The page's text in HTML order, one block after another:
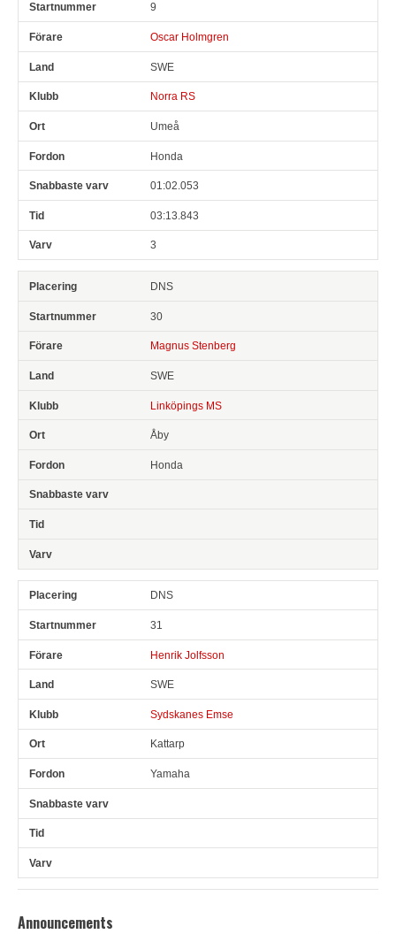
9
Oscar Holmgren
SWE
Norra RS
Umeå
Honda
01:02.053
03:13.843
3
DNS
30
Magnus Stenberg
SWE
Linköpings MS
Åby
Honda
DNS
31
Henrik Jolfsson
SWE
Sydskanes Emse
Kattarp
Yamaha
Announcements